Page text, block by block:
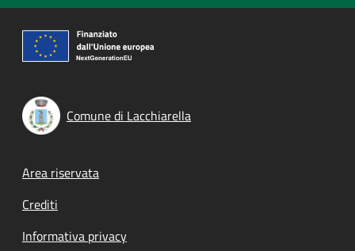
Comune di Lacchiarella
Footer menu
Area riservata
Crediti
Informativa privacy